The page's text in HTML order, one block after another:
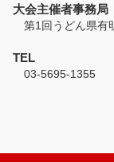
大会主催者事務局
第1回うどん県有
TEL
03-5695-1355